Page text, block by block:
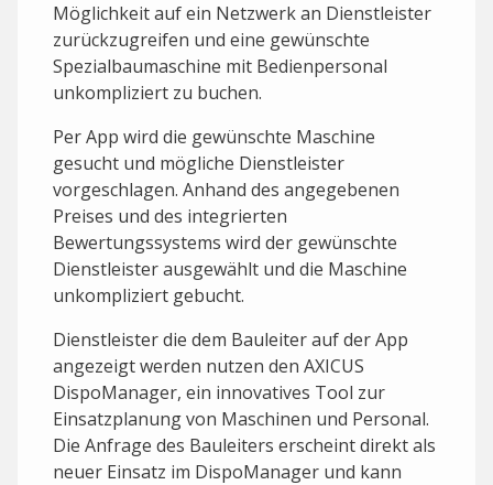
Möglichkeit auf ein Netzwerk an Dienstleister
zurückzugreifen und eine gewünschte
Spezialbaumaschine mit Bedienpersonal
unkompliziert zu buchen.
Per App wird die gewünschte Maschine
gesucht und mögliche Dienstleister
vorgeschlagen. Anhand des angegebenen
Preises und des integrierten
Bewertungssystems wird der gewünschte
Dienstleister ausgewählt und die Maschine
unkompliziert gebucht.
Dienstleister die dem Bauleiter auf der App
angezeigt werden nutzen den AXICUS
DispoManager, ein innovatives Tool zur
Einsatzplanung von Maschinen und Personal.
Die Anfrage des Bauleiters erscheint direkt als
neuer Einsatz im DispoManager und kann